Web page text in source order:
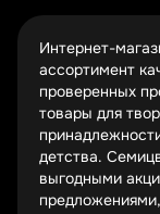
подписчики
коды первыми.
сделать
текущих акций.
Сезонность
выгодных
года
школьные
Интернет-
ассортимент
проверенных
товары для
детства.
выгодными